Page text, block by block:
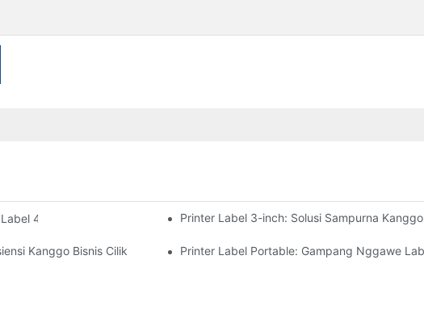
4-inci Sing Sampeyan Kudu Ngerti Ing 2025Printer Label 3-inch: Solusi Sampurna
Kanggo Bisnis Cilik Printer Label Portable: Gampang Nggawe